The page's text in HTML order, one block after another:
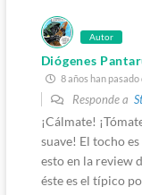
Autor
Diógenes
8 años han
Responde a
¡Cálmate!
suave! El tocho
esto en la review
éste es el típico